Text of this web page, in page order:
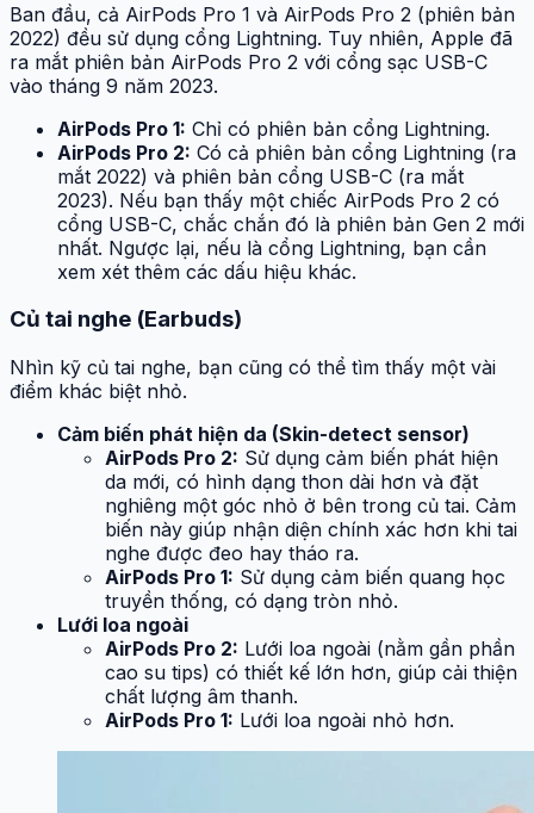
Ban đầu, cả AirPods Pro 1 và AirPods Pro 2 (phiên bản
2022) đều sử dụng cổng Lightning. Tuy nhiên, Apple đã
ra mắt phiên bản AirPods Pro 2 với cổng sạc USB-C
vào tháng 9 năm 2023.
AirPods Pro 1: Chỉ có phiên bản cổng Lightning.
AirPods Pro 2: Có cả phiên bản cổng Lightning (ra
mắt 2022) và phiên bản cổng USB-C (ra mắt
2023). Nếu bạn thấy một chiếc AirPods Pro 2 có
cổng USB-C, chắc chắn đó là phiên bản Gen 2 mới
nhất. Ngược lại, nếu là cổng Lightning, bạn cần
xem xét thêm các dấu hiệu khác.
Củ tai nghe (Earbuds)
Nhìn kỹ củ tai nghe, bạn cũng có thể tìm thấy một vài
điểm khác biệt nhỏ.
Cảm biến phát hiện da (Skin-detect sensor)
AirPods Pro 2: Sử dụng cảm biến phát hiện
da mới, có hình dạng thon dài hơn và đặt
nghiêng một góc nhỏ ở bên trong củ tai. Cảm
biến này giúp nhận diện chính xác hơn khi tai
nghe được đeo hay tháo ra.
AirPods Pro 1: Sử dụng cảm biến quang học
truyền thống, có dạng tròn nhỏ.
Lưới loa ngoài
AirPods Pro 2: Lưới loa ngoài (nằm gần phần
cao su tips) có thiết kế lớn hơn, giúp cải thiện
chất lượng âm thanh.
AirPods Pro 1: Lưới loa ngoài nhỏ hơn.